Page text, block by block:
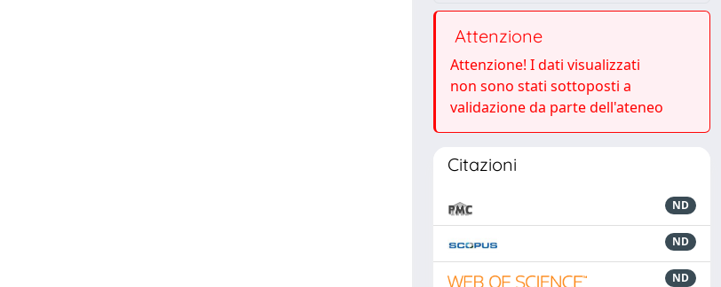
Attenzione
Attenzione! I dati visualizzati
non sono stati sottoposti a
validazione da parte dell'ateneo
Citazioni
ND
ND
ND